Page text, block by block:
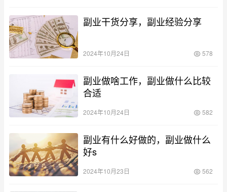
副业干货分享，副业经验分享
2024年10月24日 578
副业做啥工作，副业做什么比较
合适
2024年10月24日 582
副业有什么好做的，副业做什么
好s
2024年10月23日 562